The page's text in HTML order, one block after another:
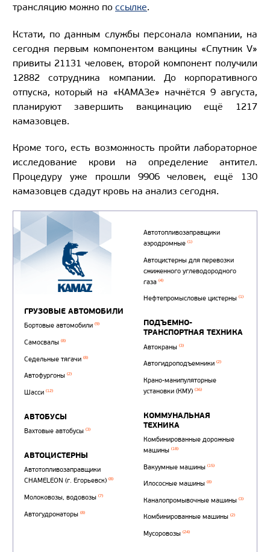
трансляцию можно по ссылке.
Кстати, по данным службы персонала компании, на
сегодня первым компонентом вакцины «Спутник V»
привиты 21131 человек, второй компонент получили
12882 сотрудника компании. До корпоративного
отпуска, который на «КАМАЗе» начнётся 9 августа,
планируют завершить вакцинацию ещё 1217
камазовцев.
Кроме того, есть возможность пройти лабораторное
исследование крови на определение антител.
Процедуру уже прошли 9906 человек, ещё 130
камазовцев сдадут кровь на анализ сегодня.
аэродромные(1)
сжиженного